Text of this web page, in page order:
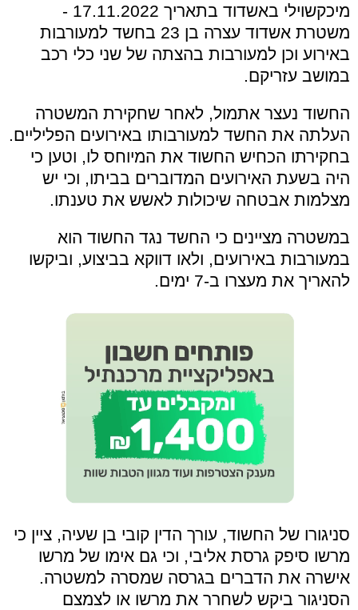
מיכקשוילי באשדוד בתאריך 17.11.2022 -
משטרת אשדוד עצרה בן 23 בחשד למעורבות
באירוע וכן למעורבות בהצתה של שני כלי רכב
במושב עזריקם.
החשוד נעצר אתמול, לאחר שחקירת המשטרה
העלתה את החשד למעורבותו באירועים הפליליים.
בחקירתו הכחיש החשוד את המיוחס לו, וטען כי
היה בשעת האירועים המדוברים בביתו, וכי יש
מצלמות אבטחה שיכולות לאשש את טענתו.
במשטרה מציינים כי החשד נגד החשוד הוא
במעורבות באירועים, ולאו דווקא בביצוע, וביקשו
להאריך את מעצרו ב-7 ימים.
סניגורו של החשוד, עורך הדין קובי בן שעיה, ציין כי
מרשו סיפק גרסת אליבי, וכי גם אימו של מרשו
אישרה את הדברים בגרסה שמסרה למשטרה.
הסניגור ביקש לשחרר את מרשו או לצמצם